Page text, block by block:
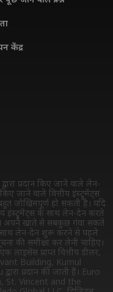
केंद्र
प्रदान किए जाने वाले लेन-
जाने वाले वित्तीय इंस्ट्रुमेंट्स
जोखिमपूर्ण हो सकती है। यदि
इंस्ट्रुमेंट्स के साथ लेन-देन करते
अपने खाते से सबकुछ गंवा सकते
साथ लेन-देन शुरू करने से पहले
की समीक्षा कर लेनी चाहिए।
प्राप्त वित्तीय डीलर,
Building, Kumul
प्रदान की जाती हैं। Euro
St. Vincent and the